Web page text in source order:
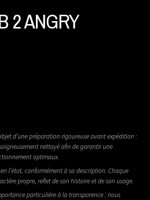
2 ANGRY
d’une préparation rigoureuse avant expédition :
nettoyé afin de garantir une
optimaux.
l’état, conformément à sa description. Chaque
propre, reflet de son histoire et de son usage.
particulière à la transparence : nous